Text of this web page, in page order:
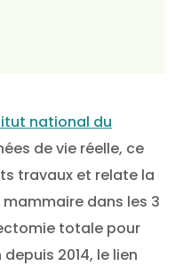
national du
de vie réelle, ce
travaux et relate la
dans les 3
totale pour
2014, le lien